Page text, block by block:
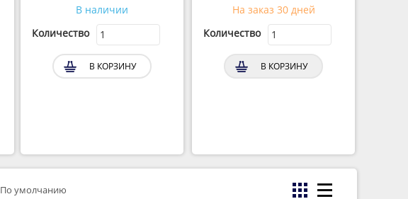
В наличии
Количество
В КОРЗИНУ
На заказ 30 дней
Количество
В КОРЗИНУ
По умолчанию